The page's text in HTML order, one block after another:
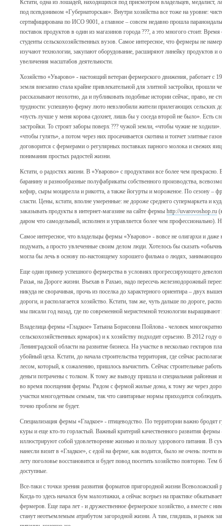
Кстати, одна из лошадей, находящихся под присмотром владельцев, медалист,
под псевдонимом «Губернаторская». Внутри хозяйства все тоже на уровне:
сертифицирована по ИСО 9001, а главное – совсем недавно прошла
поставок продуктов в один из магазинов города ???, а это многого стоит.
студенты сельскохозяйственных вузов. Самое интересное, что фермеры не
изучают технологии, закупают оборудование, расширяют линейку продуктов и
увеличения масштабов деятельности.
Хозяйство «Уварово» - настоящий ветеран фермерского движения, работает с
земля внезапно стала крайне привлекательной для элитной застройки, прошли
рассказывают неохотно, да и публиковать подобные истории сейчас, право, не
трудности: успешную ферму люто невзлюбили жители прилегающих сельских
«пусть лучше у меня корова сдохнет, лишь бы у соседа второй не было». Есть
застройки. То строят заборы поверх ??? чужой земли, «чтобы чужие не
«чтобы гулять», а потом через них просачивается скотина и топчет элитные
договорится с фермерами о регулярных поставках парного молока и свежих
понимания простых радостей жизни.
Кстати, о радостях жизни. В «Уварово» с продуктами все более чем
баранину и разнообразные полуфабрикаты собственного производства,
кефир, сыры моцарелла и рикотта, а также йогурты и мороженое. По сезону –
сласти. Цены, кстати, вполне умеренные: не дороже среднего супермаркета и
заказывать продукты в интернет-магазине на сайте фермы http://uvarovoshop.ru
даром что самодельный, исполнен и управляется более чем профессионально).
Самое интересное, что владельцы фермы «Уварово» - вовсе не олигархи и
подумать, а просто увлеченные своим делом люди. Хотелось бы сказать
могла бы лечь в основу по-настоящему хорошего фильма о людях,
Еще один пример успешного фермерства в условиях прогрессирующего
Рахья, на Дороге жизни. Въехав в Рахью, надо пересечь железнодорожный
никуда не сворачивая, прочь из поселка до характерного ориентира – двух
дороги, и располагается хозяйство. Кстати, там же, чуть дальше по дороге,
мы писали год назад, где по современной меристемной технологии
Владелица фермы «Гладкое» Татьяна Борисовна Пойлова - человек
сельскохозяйственных ярмарок) и к хозяйству подходит серьезно. В 2012 году
Ленинградской области на развитие бизнеса. На участке в несколько гектаров
убойный цеха. Кстати, до начала строительства территория, где сейчас
лесом, который, к сожалению, пришлось вычистить. Сейчас строительные
деньги потрачены с толком. К тому же выводу пришла и специальная районная
во время посещения фермы. Рядом с фермой жилые дома, к тому же через
участки многодетным семьям, так что санитарные нормы приходится
точно проблем не будет.
Специализация фермы «Гладкое» - птицеводство. По территории важно бродят
куры и еще кто-то горластый. Важный критерий качественного развития
иллюстрируют собой удовлетворение жизнью и пользу здорового питания. В
нанесли визит в «Гладкое», с едой на ферме, как водится, было не очень: почти
лету поголовье восстановится и будет повод посетить хозяйство повторно. Тем
доступные.
Все-таки с точки зрения развития форматов пригородной жизни Всеволожский
Когда-то здесь начался бум малоэтажки, а сейчас всерьез на практике
фермеров. Еще пара лет - и дружественное фермерское хозяйство, а вместе с
станут неотъемлемым атрибутом загородной жизни. А там, глядишь, и рынок